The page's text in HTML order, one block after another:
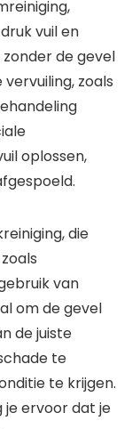
vuil en
de gevel
zoals
oplossen,
die
van
om de gevel
de juiste
te
te krijgen.
je ervoor dat je